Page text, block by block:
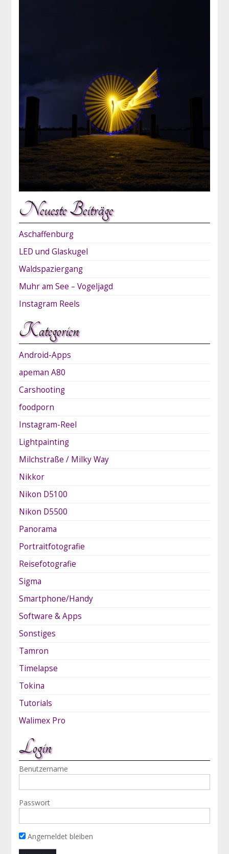
Neueste Beiträge
Aschaffenburg
LED und Glaskugel
Waldspaziergang
Muhr am See – Vogeljagd
Instagram Reels
Kategorien
Android-Apps
apeman A80
Carshooting
foodporn
Instagram-Reel
Lightpainting
Milchstraße / Milky Way
Nikkor
Nikon D5100
Nikon D5500
Panorama
Portraitfotografie
Reisefotografie
Sigma
Smartphone/Handy
Software & Apps
Sonstiges
Tamron
Timelapse
Tokina
Tutorials
Walimex Pro
Login
Benutzername
Passwort
Angemeldet bleiben